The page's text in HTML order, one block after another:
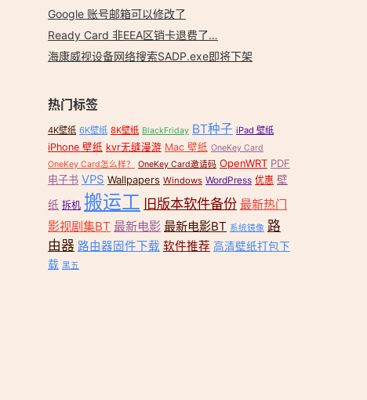
Google 账号邮箱可以修改了
Ready Card 非EEA区销卡退费了…
海康威视设备网络搜索SADP.exe即将下架
热门标签
4K壁纸 6K壁纸 8K壁纸 BlackFriday BT种子 iPad 壁纸
iPhone 壁纸 kvr无缝漫游 Mac 壁纸 OneKey Card
OneKey Card怎么样？
OneKey Card邀请码 OpenWRT PDF
电子书 VPS Wallpapers Windows WordPress 优惠 壁
纸 拆机 搬运工 旧版本软件备份 最新热门
影视剧集BT 最新电影 最新电影BT 系统镜像 路
由器 路由器固件下载 软件推荐 高清壁纸打包下
载 黑五